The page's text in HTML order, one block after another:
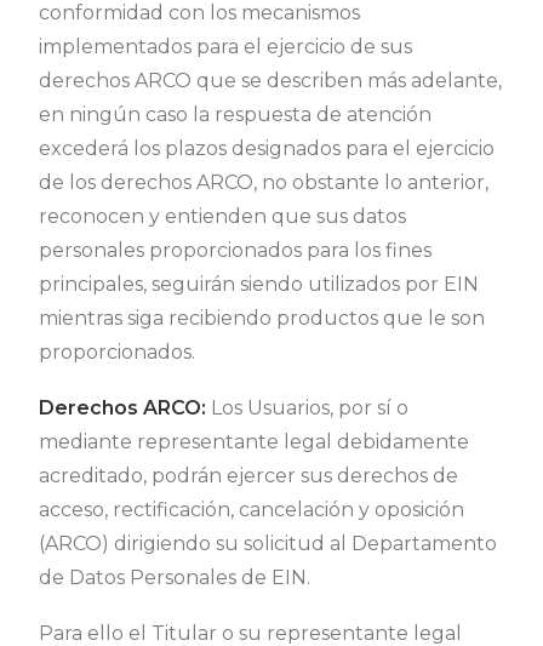
conformidad con los mecanismos
implementados para el ejercicio de sus
derechos ARCO que se describen más adelante,
en ningún caso la respuesta de atención
excederá los plazos designados para el ejercicio
de los derechos ARCO, no obstante lo anterior,
reconocen y entienden que sus datos
personales proporcionados para los fines
principales, seguirán siendo utilizados por EIN
mientras siga recibiendo productos que le son
proporcionados.
Derechos ARCO: Los Usuarios, por sí o
mediante representante legal debidamente
acreditado, podrán ejercer sus derechos de
acceso, rectificación, cancelación y oposición
(ARCO) dirigiendo su solicitud al Departamento
de Datos Personales de EIN.
Para ello el Titular o su representante legal